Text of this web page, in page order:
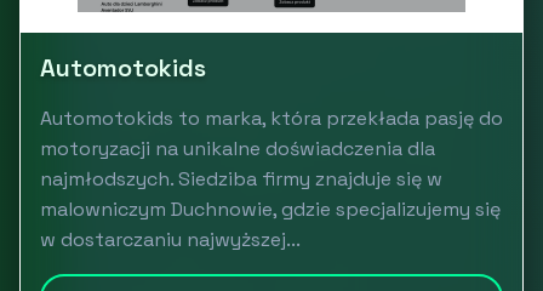
Automotokids
Automotokids to marka, która przekłada pasję do
motoryzacji na unikalne doświadczenia dla
najmłodszych. Siedziba firmy znajduje się w
malowniczym Duchnowie, gdzie specjalizujemy się
w dostarczaniu najwyższej...